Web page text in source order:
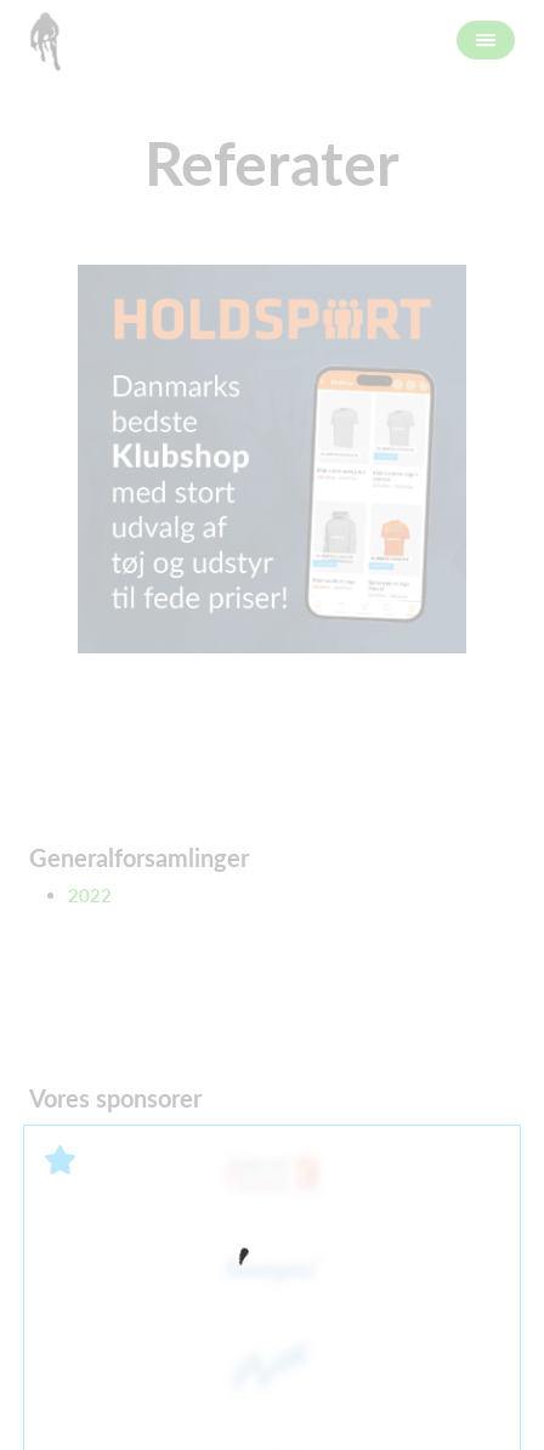
Referater
Generalforsamlinger
2022
Vores sponsorer